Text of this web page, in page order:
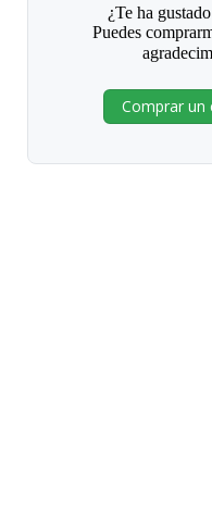
¿Te ha
Puedes
Comprar un